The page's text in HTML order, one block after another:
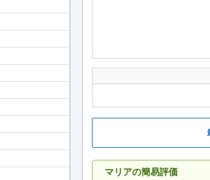
マリアの簡易評価